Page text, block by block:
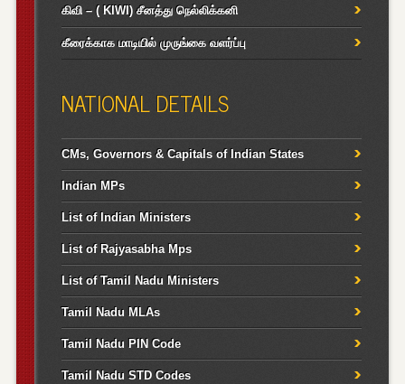
கிவி – ( KIWI) சீனத்து நெல்லிக்கனி
கீரைக்காக மாடியில் முருங்கை வளர்ப்பு
NATIONAL DETAILS
CMs, Governors & Capitals of Indian States
Indian MPs
List of Indian Ministers
List of Rajyasabha Mps
List of Tamil Nadu Ministers
Tamil Nadu MLAs
Tamil Nadu PIN Code
Tamil Nadu STD Codes